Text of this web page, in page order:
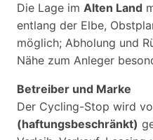
Die Lage im Alten Land
entlang der Elbe,
möglich; Abholung und
Nähe zum Anleger
Betreiber und Marke
Der Cycling-Stop wird
(haftungsbeschränkt)